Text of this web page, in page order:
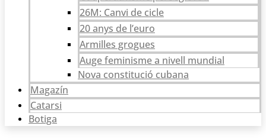
26M: Canvi de cicle
20 anys de l’euro
Armilles grogues
Auge feminisme a nivell mundial
Nova constitució cubana
Magazín
Catarsi
Botiga